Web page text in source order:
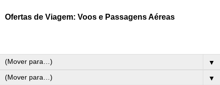
Ofertas de Viagem: Voos e Passagens Aéreas
▼
▼